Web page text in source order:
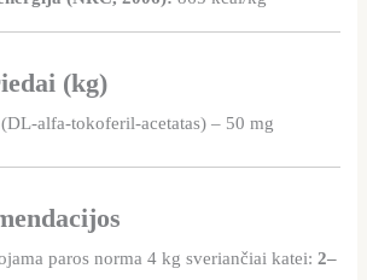
(kg)
alfa-tokoferil-acetatas) – 50 mg
paros norma 4 kg sveriančiai katei:2–